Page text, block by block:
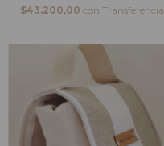
$43.200,00 con Transferencia